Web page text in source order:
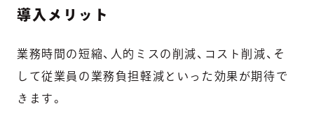
導入メリット
業務時間の短縮、人的ミスの削減、コスト削減、そ
して従業員の業務負担軽減といった効果が期待で
きます。